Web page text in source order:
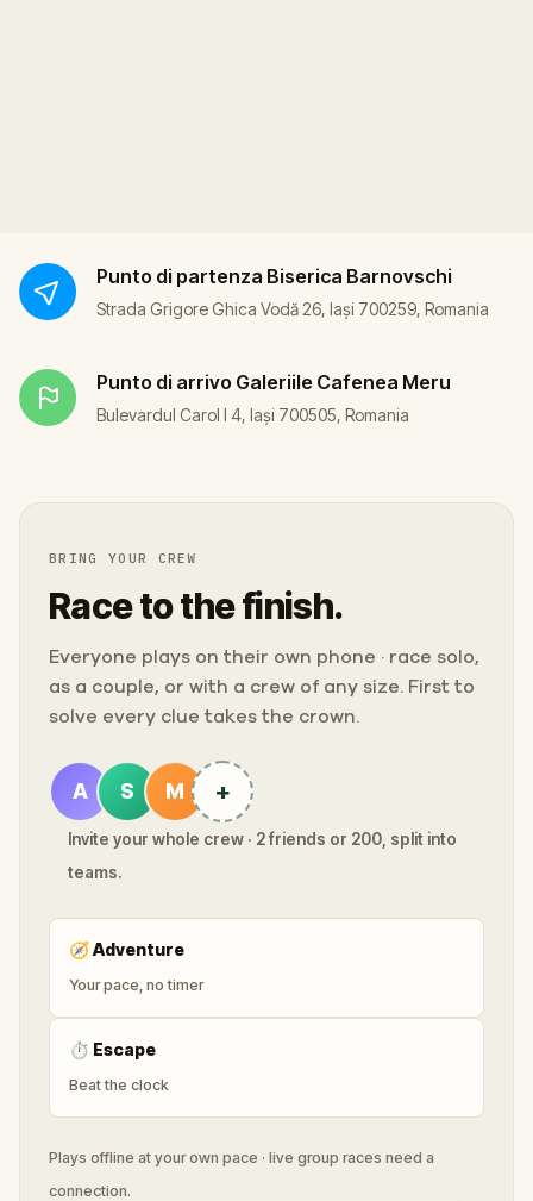
Punto di partenza Biserica Barnovschi
Strada Grigore Ghica Vodă 26, Iași 700259, Romania
Punto di arrivo Galeriile Cafenea Meru
Bulevardul Carol I 4, Iași 700505, Romania
BRING YOUR CREW
Race to the finish.
Everyone plays on their own phone · race solo,
as a couple, or with a crew of any size. First to
solve every clue takes the crown.
A S M +
Invite your whole crew · 2 friends or 200, split into
teams.
🧭Adventure
Your pace, no timer
⏱ Escape
Beat the clock
Plays offline at your own pace · live group races need a
connection.